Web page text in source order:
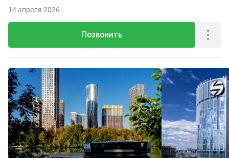
Позвонить
14 апреля 2026